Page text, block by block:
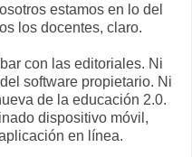
estamos en lo del
los docentes, claro.
con las editoriales. Ni
software propietario. Ni
de la educación 2.0.
dispositivo móvil,
en línea.